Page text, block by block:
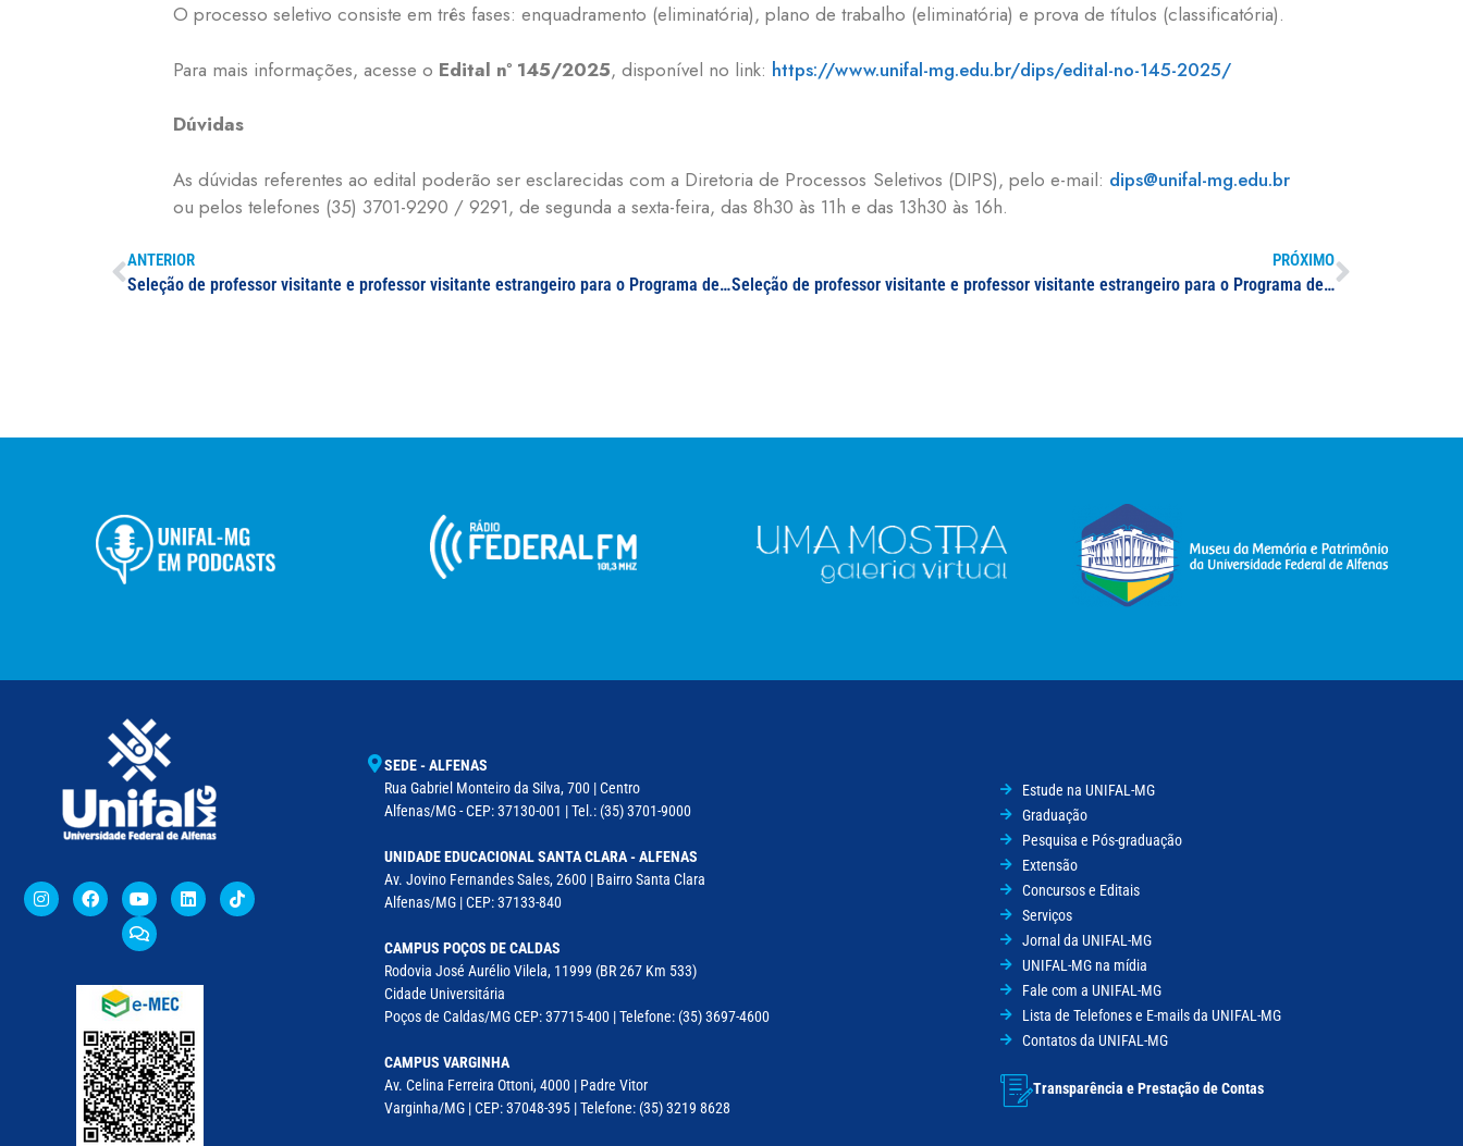
O processo seletivo consiste em três fases: enquadramento (eliminatória), plano de trabalho (eliminatória) e prova de títulos (classificatória).
Para mais informações, acesse o Edital nº 145/2025, disponível no link: https://www.unifal-mg.edu.br/dips/edital-no-145-2025/
Dúvidas
As dúvidas referentes ao edital poderão ser esclarecidas com a Diretoria de Processos Seletivos (DIPS), pelo e-mail: dips@unifal-mg.edu.br
ou pelos telefones (35) 3701-9290 / 9291, de segunda a sexta-feira, das 8h30 às 11h e das 13h30 às 16h.
ANTERIOR
Seleção de professor visitante e professor visitante estrangeiro para o Programa de Pós-Graduação Multicêntrico em Ciências Fisiológicas
PRÓXIMO
Seleção de professor visitante e professor visitante estrangeiro para o Programa de Pós-Graduação em Ciências Biológicas
SEDE - ALFENAS
Rua Gabriel Monteiro da Silva, 700 | Centro
Alfenas/MG - CEP: 37130-001 | Tel.: (35) 3701-9000
UNIDADE EDUCACIONAL SANTA CLARA - ALFENAS
Av. Jovino Fernandes Sales, 2600 | Bairro Santa Clara
Alfenas/MG | CEP: 37133-840
CAMPUS POÇOS DE CALDAS
Rodovia José Aurélio Vilela, 11999 (BR 267 Km 533)
Cidade Universitária
Poços de Caldas/MG CEP: 37715-400 | Telefone: (35) 3697-4600
CAMPUS VARGINHA
Av. Celina Ferreira Ottoni, 4000 | Padre Vitor
Varginha/MG | CEP: 37048-395 | Telefone: (35) 3219 8628
Estude na UNIFAL-MG
Graduação
Pesquisa e Pós-graduação
Extensão
Concursos e Editais
Serviços
Jornal da UNIFAL-MG
UNIFAL-MG na mídia
Fale com a UNIFAL-MG
Lista de Telefones e E-mails da UNIFAL-MG
Contatos da UNIFAL-MG
Transparência e Prestação de Contas